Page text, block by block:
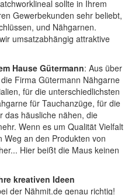
sollte in Ihrem
Gewerbekunden sehr beliebt,
, und Nähgarnen.
umsatzabhängig attraktive
Hause Gütermann: Aus über
Firma Gütermann Nähgarne
für die unterschiedlichsten
für Tauchanzüge, für die
das häusliche nähen, die
Wenn es um Qualität Vielfalt
Weg an den Produkten von
Hier beißt die Maus keinen
kreativen Ideen
der Nähmit.de genau richtig!